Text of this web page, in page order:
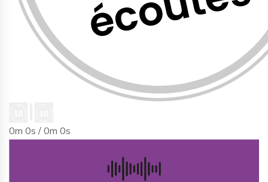
0m 0s /0m 0s